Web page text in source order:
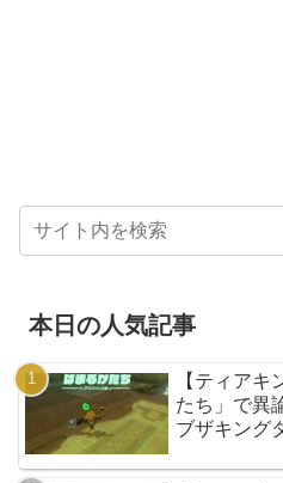
本日の人気記事
【ティア
たち」で異
ブザキング